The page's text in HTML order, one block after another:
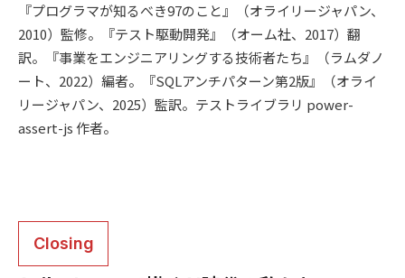
『プログラマが知るべき97のこと』（オライリージャパン、
2010）監修。『テスト駆動開発』（オーム社、2017）翻
訳。『事業をエンジニアリングする技術者たち』（ラムダノ
ート、2022）編者。『SQLアンチパターン第2版』（オライ
リージャパン、2025）監訳。テストライブラリ power-
assert-js 作者。